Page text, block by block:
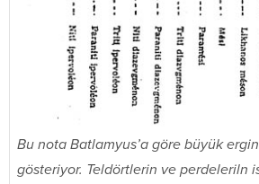
Bu nota Batlamyus’a göre büyük
gösteriyor. Teldörtlerin ve perdeleriln